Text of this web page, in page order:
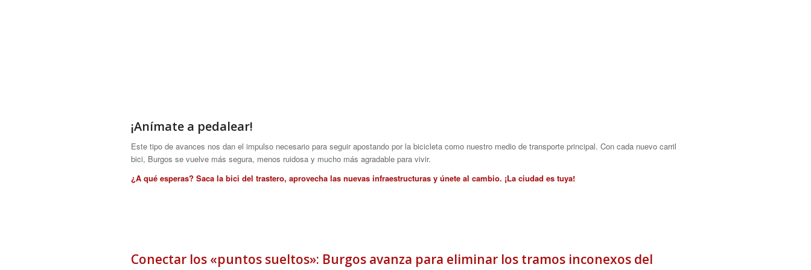
¡Anímate a pedalear!
Este tipo de avances nos dan el impulso necesario para seguir apostando por la bicicleta como nuestro medio de transporte principal. Con cada nuevo carril
bici, Burgos se vuelve más segura, menos ruidosa y mucho más agradable para vivir.
¿A qué esperas? Saca la bici del trastero, aprovecha las nuevas infraestructuras y únete al cambio. ¡La ciudad es tuya!
Conectar los «puntos sueltos»: Burgos avanza para eliminar los tramos inconexos del